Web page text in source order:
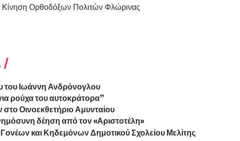
Ορθοδόξων Πολιτών Φλώρινας
του Ιωάννη Ανδρόνογλου
ρούχα του αυτοκράτορα”
Οινοεκθετήριο Αμυνταίου
δέηση από τον «Αριστοτέλη»
και Κηδεμόνων Δημοτικού Σχολείου Μελίτης